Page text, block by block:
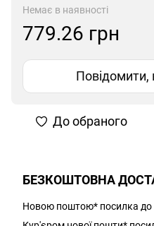
Немає в наявності
779.26 грн
Повідомити,
До обраного
БЕЗКОШТОВНА
Новою поштою* посилка до